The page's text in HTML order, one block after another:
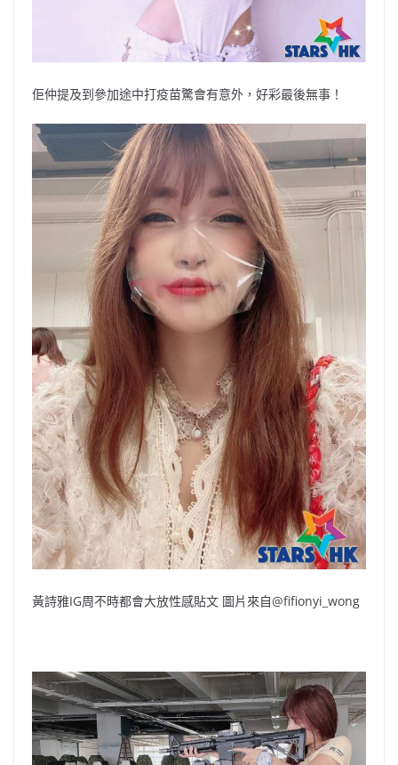
佢仲提及到參加途中打疫苗驚會有意外，好彩最後無事！
黃詩雅IG周不時都會大放性感貼文 圖片來自@fifionyi_wong